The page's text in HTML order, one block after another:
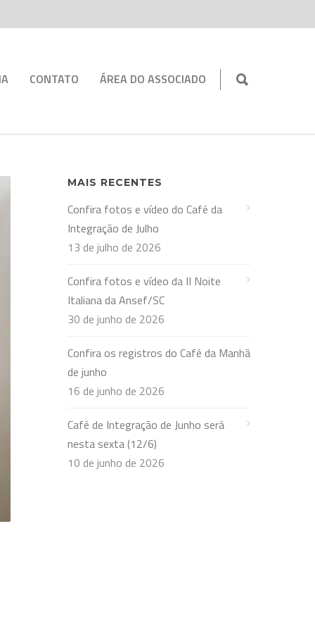
CONTATO ÁREA DO ASSOCIADO
MAIS RECENTES
Confira fotos e vídeo do Café da
Integração de Julho
13 de julho de 2026
Confira fotos e vídeo da II Noite
Italiana da Ansef/SC
30 de junho de 2026
Confira os registros do Café da Manhã
de junho
16 de junho de 2026
Café de Integração de Junho será
nesta sexta (12/6)
10 de junho de 2026